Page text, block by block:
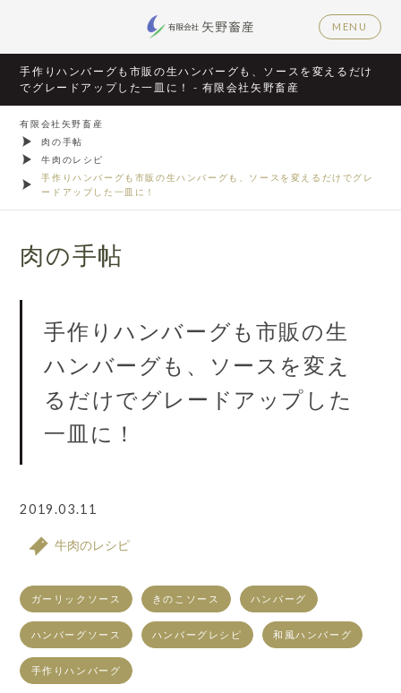
手作りハンバーグも市販の生ハンバーグも、ソースを変えるだけ
でグレードアップした一皿に！ - 有限会社矢野畜産
MENU
有限会社矢野畜産
肉の手帖
牛肉のレシピ
手作りハンバーグも市販の生ハンバーグも、ソースを変えるだけでグレ
ードアップした一皿に！
肉の手帖
手作りハンバーグも市販の生
ハンバーグも、ソースを変え
るだけでグレードアップした
一皿に！
2019.03.11
牛肉のレシピ
ガーリックソース きのこソース ハンバーグ
ハンバーグソース ハンバーグレシピ 和風ハンバーグ
手作りハンバーグ